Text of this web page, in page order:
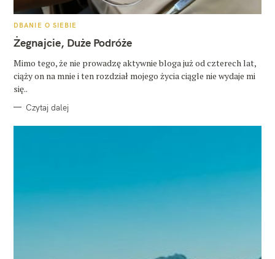
K
T
E
O
R
I
DBANIE O SIEBIE
Żegnajcie, Duże Podróże
Mimo tego, że nie prowadzę aktywnie bloga już od czterech lat,
ciąży on na mnie i ten rozdział mojego życia ciągle nie wydaje mi
się..
Czytaj dalej